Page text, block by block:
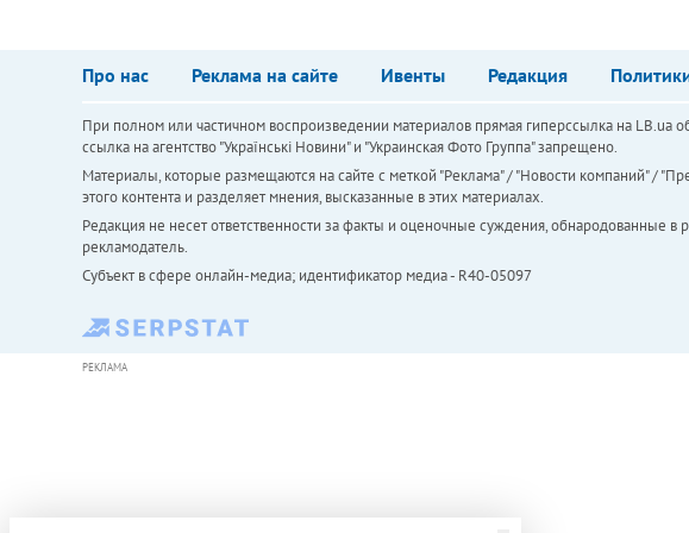
Про нас Реклама на сайте Ивенты Редакция
При полном или частичном воспроизведении материалов прямая гиперссылка на LB.ua
ссылка на агентство "Українськi Новини" и "Украинская Фото Группа" запрещено.
Материалы, которые размещаются на сайте с меткой "Реклама" / "Новости компаний" /
этого контента и разделяет мнения, высказанные в этих материалах.
Редакция не несет ответственности за факты и оценочные суждения, обнародованные в
рекламодатель.
Субъект в сфере онлайн-медиа; идентификатор медиа - R40-05097
РЕКЛАМА